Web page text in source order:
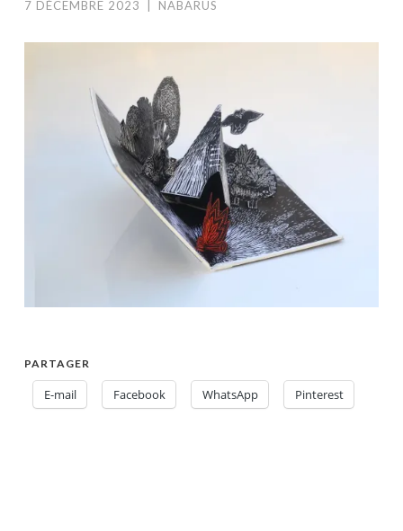
7 DÉCEMBRE 2023 NABARUS
PARTAGER
E-mail Facebook WhatsApp Pinterest